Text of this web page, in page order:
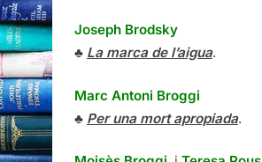
Joseph Brodsky
♣ La marca de l’aigua.
Marc Antoni Broggi
♣ Per una mort apropiada.